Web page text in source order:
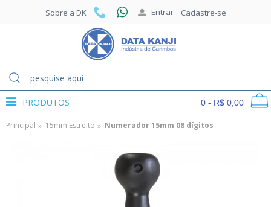
Sobre a DK Entrar Cadastre-se
0 - R$ 0,00
PRODUTOS
Principal 15mm Estreito Numerador 15mm 08 dígitos